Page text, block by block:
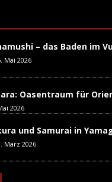
– das Baden im
Mai 2026
Oasentraum für
2026
und Samurai in
März 2026